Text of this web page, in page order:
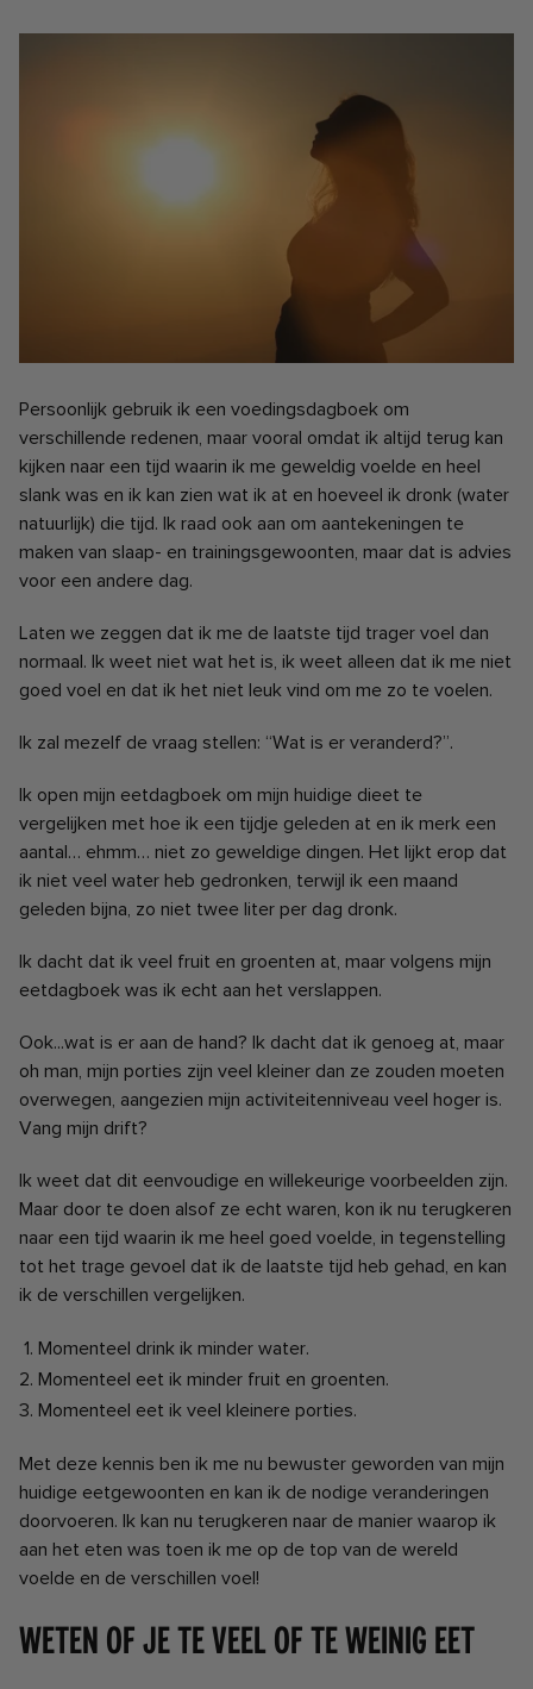
Persoonlijk gebruik ik een voedingsdagboek om
verschillende redenen, maar vooral omdat ik altijd terug kan
kijken naar een tijd waarin ik me geweldig voelde en heel
slank was en ik kan zien wat ik at en hoeveel ik dronk (water
natuurlijk) die tijd. Ik raad ook aan om aantekeningen te
maken van slaap- en trainingsgewoonten, maar dat is advies
voor een andere dag.
Laten we zeggen dat ik me de laatste tijd trager voel dan
normaal. Ik weet niet wat het is, ik weet alleen dat ik me niet
goed voel en dat ik het niet leuk vind om me zo te voelen.
Ik zal mezelf de vraag stellen: “Wat is er veranderd?”.
Ik open mijn eetdagboek om mijn huidige dieet te
vergelijken met hoe ik een tijdje geleden at en ik merk een
aantal… ehmm… niet zo geweldige dingen. Het lijkt erop dat
ik niet veel water heb gedronken, terwijl ik een maand
geleden bijna, zo niet twee liter per dag dronk.
Ik dacht dat ik veel fruit en groenten at, maar volgens mijn
eetdagboek was ik echt aan het verslappen.
Ook...wat is er aan de hand? Ik dacht dat ik genoeg at, maar
oh man, mijn porties zijn veel kleiner dan ze zouden moeten
overwegen, aangezien mijn activiteitenniveau veel hoger is.
Vang mijn drift?
Ik weet dat dit eenvoudige en willekeurige voorbeelden zijn.
Maar door te doen alsof ze echt waren, kon ik nu terugkeren
naar een tijd waarin ik me heel goed voelde, in tegenstelling
tot het trage gevoel dat ik de laatste tijd heb gehad, en kan
ik de verschillen vergelijken.
Momenteel drink ik minder water.
Momenteel eet ik minder fruit en groenten.
Momenteel eet ik veel kleinere porties.
Met deze kennis ben ik me nu bewuster geworden van mijn
huidige eetgewoonten en kan ik de nodige veranderingen
doorvoeren. Ik kan nu terugkeren naar de manier waarop ik
aan het eten was toen ik me op de top van de wereld
voelde en de verschillen voel!
Weten of je te veel of te weinig eet